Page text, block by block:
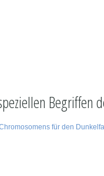
Begriffen
für den